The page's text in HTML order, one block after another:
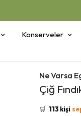
Konserveler
Ne Varsa
Çiğ
👀 Şu an 20
⭐️
Bu ürünü
🛒 113 kişi